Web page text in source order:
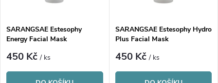
p
r
s
p
r
SARANGSAE Estesophy
Energy Facial Mask
450 Kč/ ks
SARANGSAE Estesophy Hydro
Plus Facial Mask
450 Kč/ ks